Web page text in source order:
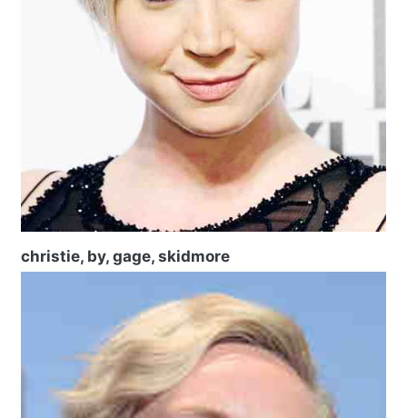
christie, by, gage, skidmore